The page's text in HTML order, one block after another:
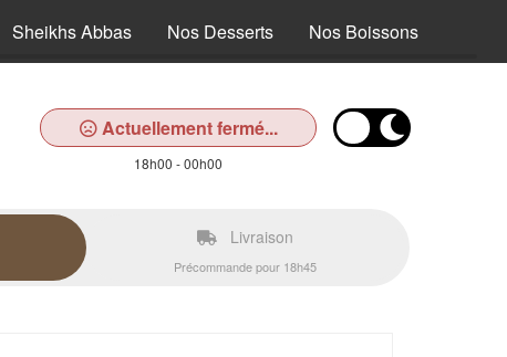
Sheikhs Abbas Nos Desserts Nos Boissons
Actuellement fermé...
18h00 - 00h00
Livraison
Précommande pour 18h45